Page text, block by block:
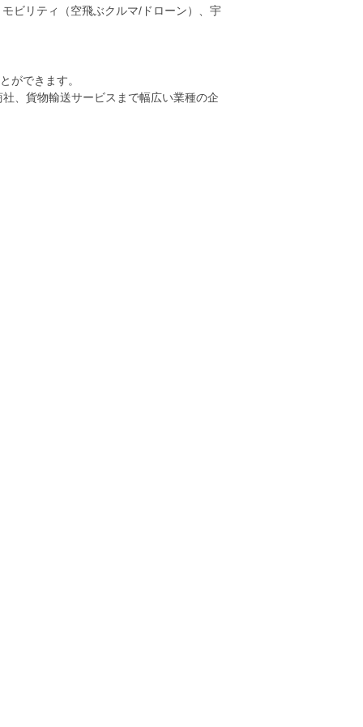
ビリティ（空飛ぶクルマ/ドローン）、宇
ができます。
、貨物輸送サービスまで幅広い業種の企